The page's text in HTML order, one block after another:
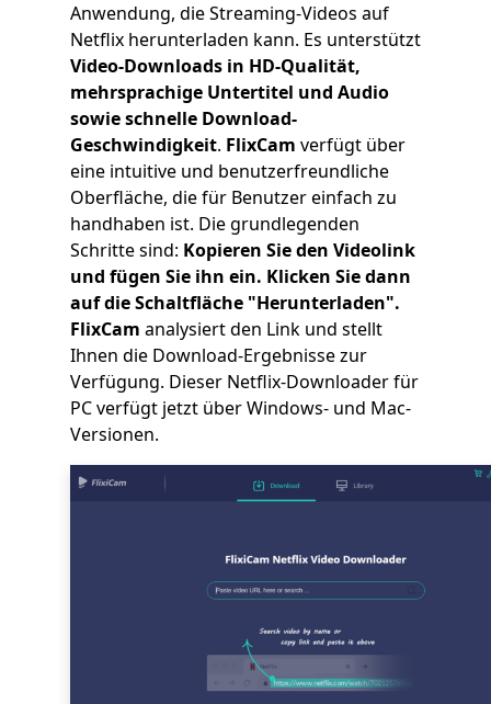
Anwendung, die Streaming-Videos auf
Netflix herunterladen kann. Es unterstützt
Video-Downloads in HD-Qualität,
mehrsprachige Untertitel und Audio
sowie schnelle Download-
Geschwindigkeit. FlixCam verfügt über
eine intuitive und benutzerfreundliche
Oberfläche, die für Benutzer einfach zu
handhaben ist. Die grundlegenden
Schritte sind: Kopieren Sie den Videolink
und fügen Sie ihn ein. Klicken Sie dann
auf die Schaltfläche "Herunterladen".
FlixCam analysiert den Link und stellt
Ihnen die Download-Ergebnisse zur
Verfügung. Dieser Netflix-Downloader für
PC verfügt jetzt über Windows- und Mac-
Versionen.